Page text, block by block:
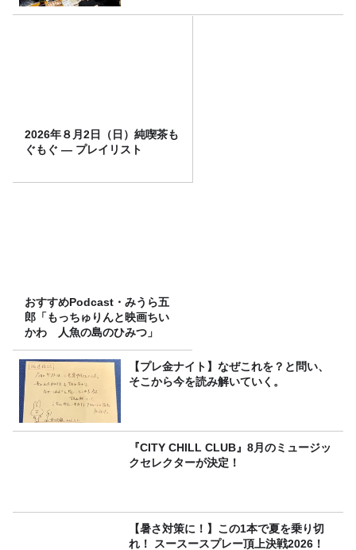
2026年８月2日（日）純喫茶も
ぐもぐ ― プレイリスト
おすすめPodcast・みうら五
郎「もっちゅりんと映画ちい
かわ 人魚の島のひみつ」
【プレ金ナイト】なぜこれを？と問い、
そこから今を読み解いていく。
『CITY CHILL CLUB』8月のミュージッ
クセレクターが決定！
【暑さ対策に！】この1本で夏を乗り切
れ！ スースースプレー頂上決戦2026！